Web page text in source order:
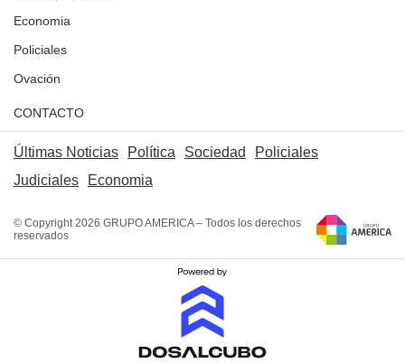
Economia
Policiales
Ovación
CONTACTO
Últimas Noticias Política Sociedad
Policiales
Judiciales
Economia
© Copyright 2026 GRUPO AMERICA – Todos los derechos
reservados